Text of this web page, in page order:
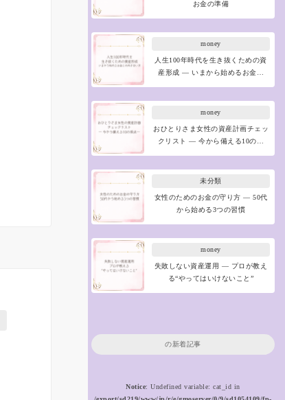
お金の準備
money
人生100年時代を生き抜くための資
産形成 ― いまから始めるお金…
money
おひとりさま女性の資産計画チェッ
クリスト ― 今から備える10の…
未分類
女性のためのお金の守り方 ― 50代
から始める3つの習慣
money
失敗しない資産運用 ― プロが教え
る“やってはいけないこと”
の新着記事
Notice: Undefined variable: cat_id in